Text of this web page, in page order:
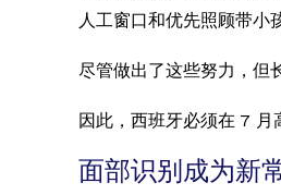
人工窗口和优先照顾带小
尽管做出了这些努力，但
因此，西班牙必须在 7 月
面部识别成为新